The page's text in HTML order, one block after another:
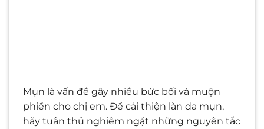
Mụn là vấn đề gây nhiều bức bối và muộn
phiền cho chị em. Để cải thiện làn da mụn,
hãy tuân thủ nghiêm ngặt những nguyên tắc